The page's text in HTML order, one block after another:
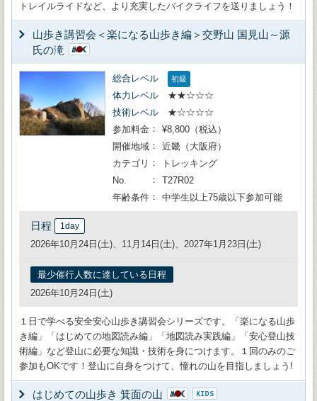
トレイルライドなど、より充実したバイクライフを送りましょう！
山歩き講習会＜楽になる山歩き編＞交野山 国見山～源
氏の滝
総合レベル 初級
体力レベル
★★☆☆☆
技術レベル
★☆☆☆☆
参加料金
¥8,800（税込）
開催地域
近畿（大阪府）
カテゴリ
トレッキング
No.
T27R02
年齢条件
中学生以上75歳以下参加可能
日程 1day
2026年10月24日(土)、11月14日(土)、2027年1月23日(土)
最少催行人数に達している日程
2026年10月24日(土)
１日で学べる安全安心山歩き講習会シリーズです。「楽になる山歩
き編」「はじめての地図読み編」「地図読み実践編」「安心登山技
術編」など登山に必要な知識・技術を身につけます。１回のみのご
参加もOKです！登山に自身をつけて、憧れの山を目指しましょう!
はじめての山歩き 箕面の山